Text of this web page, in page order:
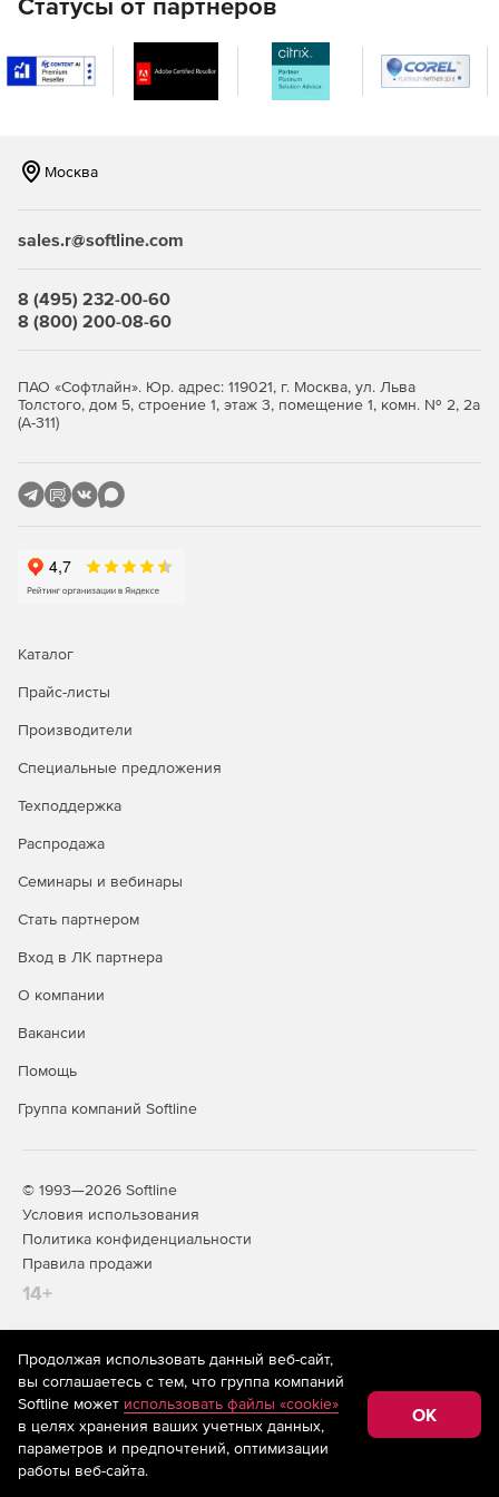
Настройки расчета и печати
Все настройки расчета и печати в одном месте.
Подсказки, объясняющие значение настроек.
Окно с сообщением о ходе выполнения операции
Все иконки в программе имеют подписи.
Итоги по разделу и смете всегда на экране.
ресурсный, ресурсно-индексный.
Фильтр (поиск) в смете и акте.
Окно «Акт выполненных работ»
Задание общего процента выполнения по всей смете
Графическое отображение закрытия по каждой
Дополнительные возможности
Редактор стандартных сметных отчетов.
Поиск в смете и актах.
Автоматический расчет массы строительного мусора
Добавление расценок, материалов и механизмов
списком из внешних документов (из буфера обмена
Windows, Excel, Word и др.).
Статусы от партнеров
Москва
sales.r@softline.com
8 (495) 232-00-60
8 (800) 200-08-60
ПАО «Софтлайн». Юр. адрес: 119021, г. Москва, ул. Льва
Толстого, дом 5, строение 1, этаж 3, помещение 1, комн. № 2, 2а
(А-311)
Каталог
Прайс-листы
Производители
Специальные предложения
Техподдержка
Распродажа
Семинары и вебинары
Стать партнером
Вход в ЛК партнера
О компании
Вакансии
Помощь
Группа компаний Softline
© 1993—2026 Softline
Условия использования
Политика конфиденциальности
Правила продажи
14+
На информационном ресурсе store.softline.ru применяются
рекомендательные технологии(информационные технологии
предоставления информации на основе сбора,
систематизации и анализа сведений, относящихся к
предпочтениям пользователей сети «Интернет»,
находящихся на территории Российской Федерации)
Продолжая использовать данный веб-сайт,
вы соглашаетесь с тем, что группа компаний
Softline может использовать файлы «cookie»
в целях хранения ваших учетных данных,
параметров и предпочтений, оптимизации
работы веб-сайта.
OK